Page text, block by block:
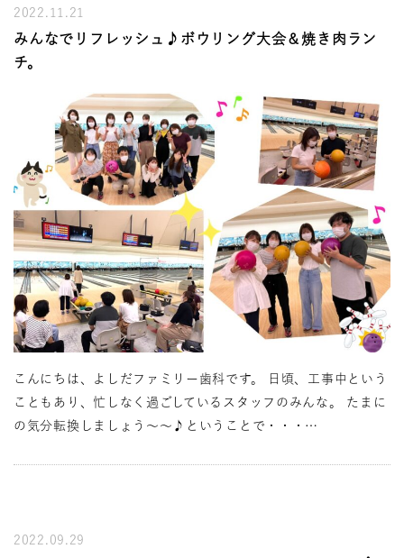
2022.11.21
みんなでリフレッシュ♪ボウリング大会＆焼き肉ラン
チ。
こんにちは、よしだファミリー歯科です。 日頃、工事中という
こともあり、忙しなく過ごしているスタッフのみんな。 たまに
の気分転換しましょう～～♪ということで・・・…
2022.09.29